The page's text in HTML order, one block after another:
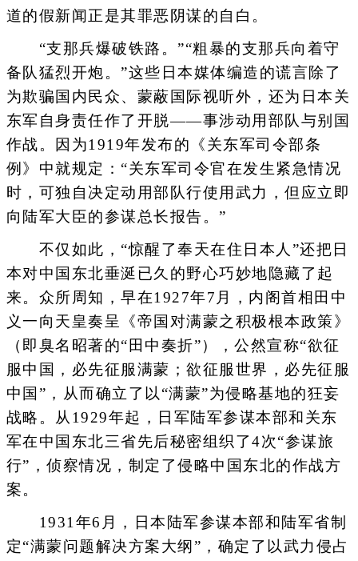
道的假新闻正是其罪恶阴谋的自白。
“支那兵爆破铁路。”“粗暴的支那兵向着守
备队猛烈开炮。”这些日本媒体编造的谎言除了
为欺骗国内民众、蒙蔽国际视听外，还为日本关
东军自身责任作了开脱——事涉动用部队与别国
作战。因为1919年发布的《关东军司令部条
例》中就规定：“关东军司令官在发生紧急情况
时，可独自决定动用部队行使用武力，但应立即
向陆军大臣的参谋总长报告。”
不仅如此，“惊醒了奉天在住日本人”还把日
本对中国东北垂涎已久的野心巧妙地隐藏了起
来。众所周知，早在1927年7月，内阁首相田中
义一向天皇奏呈《帝国对满蒙之积极根本政策》
（即臭名昭著的“田中奏折”），公然宣称“欲征
服中国，必先征服满蒙；欲征服世界，必先征服
中国”，从而确立了以“满蒙”为侵略基地的狂妄
战略。从1929年起，日军陆军参谋本部和关东
军在中国东北三省先后秘密组织了4次“参谋旅
行”，侦察情况，制定了侵略中国东北的作战方
案。
1931年6月，日本陆军参谋本部和陆军省制
定“满蒙问题解决方案大纲”，确定了以武力侵占